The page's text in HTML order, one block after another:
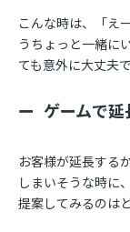
こんな時は、「え
うちょっと一緒に
ても意外に大丈夫で
ゲームで延
お客様が延長する
しまいそうな時に
提案してみるのは